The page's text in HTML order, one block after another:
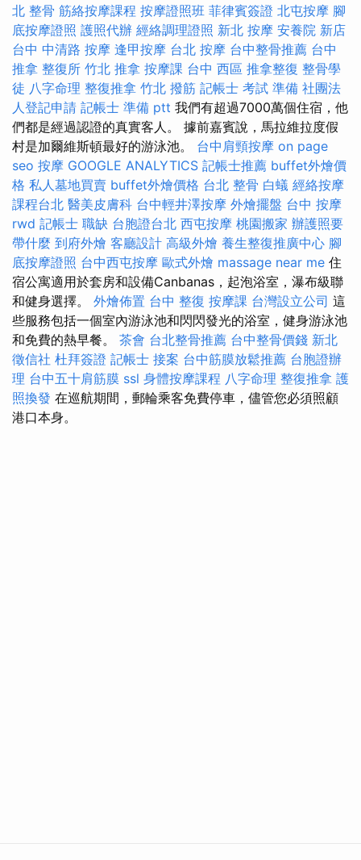
北 整骨 筋絡按摩課程 按摩證照班 菲律賓簽證 北屯按摩 腳
底按摩證照 護照代辦 經絡調理證照 新北 按摩 安養院 新店
台中 中清路 按摩 逢甲按摩 台北 按摩 台中整骨推薦 台中
推拿 整復所 竹北 推拿 按摩課 台中 西區 推拿整復 整骨學
徒 八字命理 整復推拿 竹北 撥筋 記帳士 考試 準備 社團法
人登記申請 記帳士 準備 ptt 我們有超過7000萬個住宿，他
們都是經過認證的真實客人。 據前嘉賓說，馬拉維拉度假
村是加爾維斯頓最好的游泳池。 台中肩頸按摩 on page
seo 按摩 GOOGLE ANALYTICS 記帳士推薦 buffet外燴價
格 私人墓地買賣 buffet外燴價格 台北 整骨 白蟻 經絡按摩
課程台北 醫美皮膚科 台中輕井澤按摩 外燴擺盤 台中 按摩
rwd 記帳士 職缺 台胞證台北 西屯按摩 桃園搬家 辦護照要
帶什麼 到府外燴 客廳設計 高級外燴 養生整復推廣中心 腳
底按摩證照 台中西屯按摩 歐式外燴 massage near me 住
宿公寓適用於套房和設備Canbanas，起泡浴室，瀑布級聯
和健身選擇。 外燴佈置 台中 整復 按摩課 台灣設立公司 這
些服務包括一個室內游泳池和閃閃發光的浴室，健身游泳池
和免費的熱早餐。 茶會 台北整骨推薦 台中整骨價錢 新北
徵信社 杜拜簽證 記帳士 接案 台中筋膜放鬆推薦 台胞證辦
理 台中五十肩筋膜 ssl 身體按摩課程 八字命理 整復推拿 護
照換發 在巡航期間，郵輪乘客免費停車，儘管您必須照顧
港口本身。